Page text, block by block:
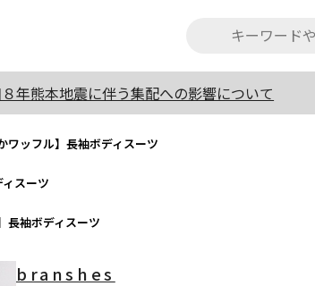
年熊本地震に伴う集配への影響について
ワッフル】長袖ボディスーツ
スーツ
長袖ボディスーツ
branshes